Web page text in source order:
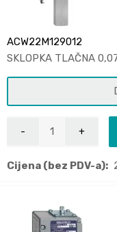
ACW22M129012
SKLOPKA TLAČNA
Cijena (bez PDV-a):